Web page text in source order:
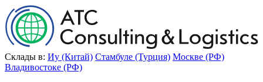
Склады в: Иу (Китай) Стамбуле (Турция) Москве (РФ)
Владивостоке (РФ)